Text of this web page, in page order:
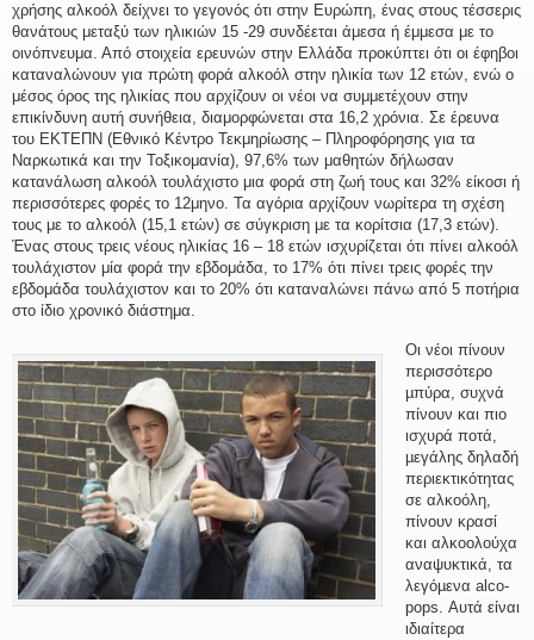
χρήσης αλκοόλ δείχνει το γεγονός ότι στην Ευρώπη, ένας στους τέσσερις
θανάτους μεταξύ των ηλικιών 15 -29 συνδέεται άμεσα ή έμμεσα με το
οινόπνευμα. Από στοιχεία ερευνών στην Ελλάδα προκύπτει ότι οι έφηβοι
καταναλώνουν για πρώτη φορά αλκοόλ στην ηλικία των 12 ετών, ενώ ο
μέσος όρος της ηλικίας που αρχίζουν οι νέοι να συμμετέχουν στην
επικίνδυνη αυτή συνήθεια, διαμορφώνεται στα 16,2 χρόνια. Σε έρευνα
του ΕΚΤΕΠΝ (Εθνικό Κέντρο Τεκμηρίωσης – Πληροφόρησης για τα
Ναρκωτικά και την Τοξικομανία), 97,6% των μαθητών δήλωσαν
κατανάλωση αλκοόλ τουλάχιστο μια φορά στη ζωή τους και 32% είκοσι ή
περισσότερες φορές το 12μηνο. Τα αγόρια αρχίζουν νωρίτερα τη σχέση
τους με το αλκοόλ (15,1 ετών) σε σύγκριση με τα κορίτσια (17,3 ετών).
Ένας στους τρεις νέους ηλικίας 16 – 18 ετών ισχυρίζεται ότι πίνει αλκοόλ
τουλάχιστον μία φορά την εβδομάδα, το 17% ότι πίνει τρεις φορές την
εβδομάδα τουλάχιστον και το 20% ότι καταναλώνει πάνω από 5 ποτήρια
στο ίδιο χρονικό διάστημα.
Οι νέοι πίνουν
περισσότερο
µπύρα, συχνά
πίνουν και πιο
ισχυρά ποτά,
µεγάλης δηλαδή
περιεκτικότητας
σε αλκοόλη,
πίνουν κρασί
και αλκοολούχα
αναψυκτικά, τα
λεγόµενα alco-
pops. Αυτά είναι
ιδιαίτερα